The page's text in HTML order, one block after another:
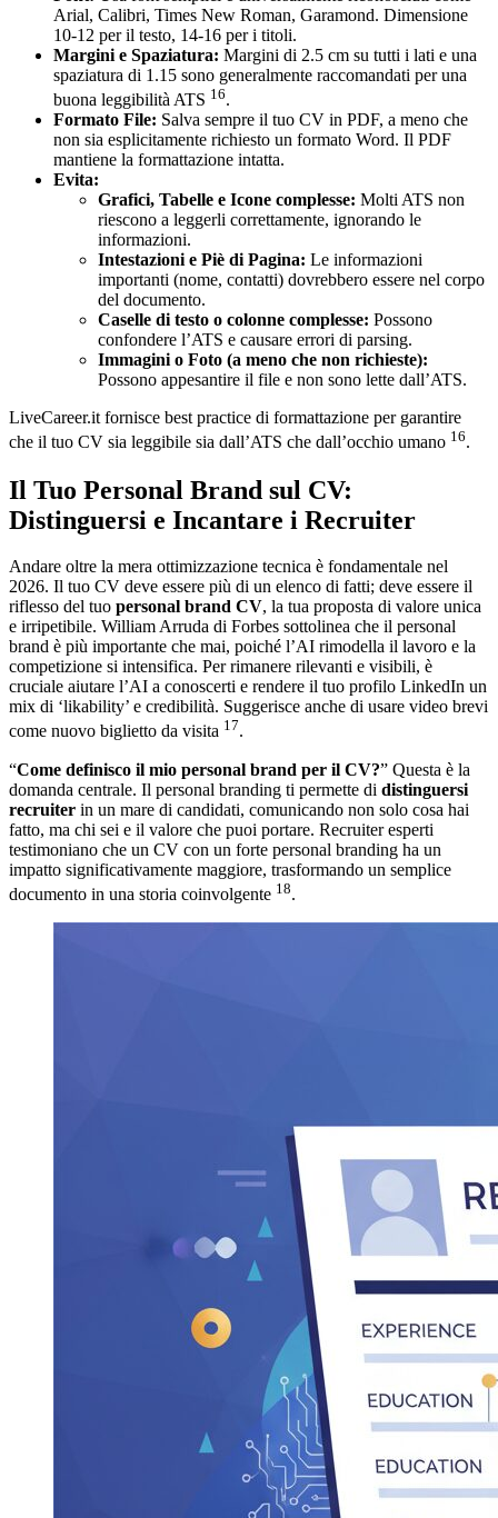
Arial, Calibri, Times New Roman, Garamond. Dimensione
10-12 per il testo, 14-16 per i titoli.
Margini e Spaziatura: Margini di 2.5 cm su tutti i lati e una
spaziatura di 1.15 sono generalmente raccomandati per una
buona leggibilità ATS 16.
Formato File: Salva sempre il tuo CV in PDF, a meno che
non sia esplicitamente richiesto un formato Word. Il PDF
mantiene la formattazione intatta.
Evita:
Grafici, Tabelle e Icone complesse: Molti ATS non
riescono a leggerli correttamente, ignorando le
informazioni.
Intestazioni e Piè di Pagina: Le informazioni
importanti (nome, contatti) dovrebbero essere nel corpo
del documento.
Caselle di testo o colonne complesse: Possono
confondere l’ATS e causare errori di parsing.
Immagini o Foto (a meno che non richieste):
Possono appesantire il file e non sono lette dall’ATS.
LiveCareer.it fornisce best practice di formattazione per garantire
che il tuo CV sia leggibile sia dall’ATS che dall’occhio umano 16.
Il Tuo Personal Brand sul CV:
Distinguersi e Incantare i Recruiter
Andare oltre la mera ottimizzazione tecnica è fondamentale nel
2026. Il tuo CV deve essere più di un elenco di fatti; deve essere il
riflesso del tuo personal brand CV, la tua proposta di valore unica
e irripetibile. William Arruda di Forbes sottolinea che il personal
brand è più importante che mai, poiché l’AI rimodella il lavoro e la
competizione si intensifica. Per rimanere rilevanti e visibili, è
cruciale aiutare l’AI a conoscerti e rendere il tuo profilo LinkedIn un
mix di ‘likability’ e credibilità. Suggerisce anche di usare video brevi
come nuovo biglietto da visita 17.
“Come definisco il mio personal brand per il CV?” Questa è la
domanda centrale. Il personal branding ti permette di distinguersi
recruiter in un mare di candidati, comunicando non solo cosa hai
fatto, ma chi sei e il valore che puoi portare. Recruiter esperti
testimoniano che un CV con un forte personal branding ha un
impatto significativamente maggiore, trasformando un semplice
documento in una storia coinvolgente 18.